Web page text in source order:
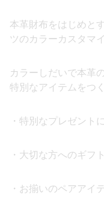
本革財布をはじめと
ツのカラーカスタマ
カラーしだいで本革
特別なアイテムをつ
・特別なプレゼントに
・大切な方へのギフ
・お揃いのペアアイ